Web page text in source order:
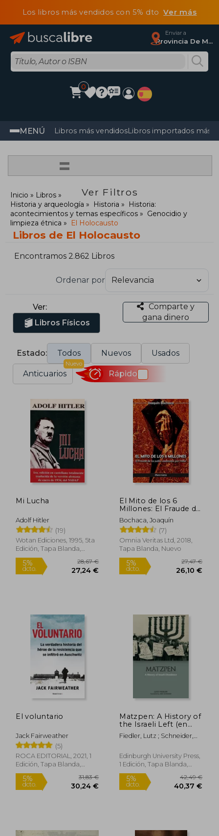
Los libros más vendidos con 5% dtoVer más
Enviar a
Provincia De Madrid
0
MENÚ Libros más vendidosLibros importados más
=
Ver Filtros
Inicio
Libros
Historia y arqueología
Historia
Historia:
acontecimientos y temas específicos
Genocidio y
limpieza étnica
El Holocausto
Libros de El Holocausto
Encontramos 2.862 Libros
Ordenar por
Ver:
Libros Físicos
Comparte y
gana dinero
Estado: Todos Nuevos Usados
Anticuarios
Nuevo
Rápido
Mi Lucha
Adolf Hitler
(19)
Wotan Ediciones, 1995, 5ta
Edición, Tapa Blanda,
Nuevo
dcto. 27,24 €
El Mito de los 6
Millones: El Fraude de
los Judíos Asesinados
por Hitler
Bochaca, Joaquín
(7)
Omnia Veritas Ltd, 2018,
Tapa Blanda, Nuevo
5%
dcto.
El voluntario
Jack Fairweather
(5)
ROCA EDITORIAL, 2021, 1
Edición, Tapa Blanda,
Nuevo
Matzpen: A History of
the Israeli Left (en
Inglés)
Fiedler, Lutz ; Schneider,
Edinburgh University Press,
1 Edición, Tapa Blanda,
Nuevo